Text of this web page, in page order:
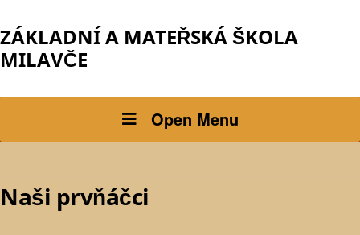
ZÁKLADNÍ A MATEŘSKÁ ŠKOLA
MILAVČE
Open Menu
Naši prvňáčci